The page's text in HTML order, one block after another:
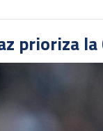
prioriza